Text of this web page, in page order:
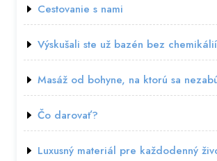
Cestovanie s nami
Výskušali ste už bazén bez
Masáž od bohyne, na ktorú sa
Čo darovať?
Luxusný materiál pre každodenný